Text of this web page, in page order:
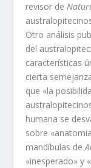
revisor de
Otro análisis
del
características
cierta
que «la
humana se
sobre
mandíbulas de
«inesperado» y